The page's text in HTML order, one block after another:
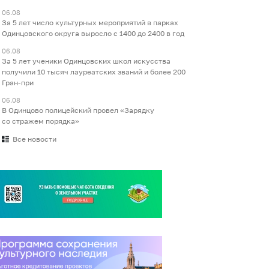
06.08
За 5 лет число культурных мероприятий в парках
Одинцовского округа выросло с 1400 до 2400 в год
06.08
За 5 лет ученики Одинцовских школ искусства
получили 10 тысяч лауреатских званий и более 200
Гран-при
06.08
В Одинцово полицейский провел «Зарядку
со стражем порядка»
Все новости